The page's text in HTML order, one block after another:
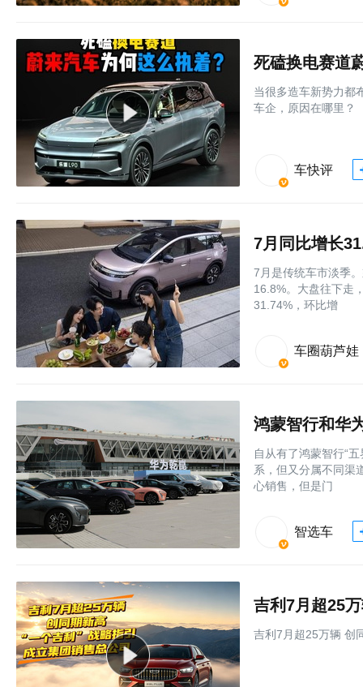
死磕换电赛道
当很多造车新势力都
车企，原因在哪里？
车快评
7月同比增长
7月是传统车市淡季
16.8%。大盘往下走
31.74%，环比增
车圈葫芦娃
鸿蒙智行和华
自从有了鸿蒙智行“
系，但又分属不同渠
心销售，但是门
智选车
吉利7月超25万辆 创